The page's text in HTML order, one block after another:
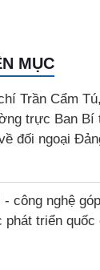
MỤC